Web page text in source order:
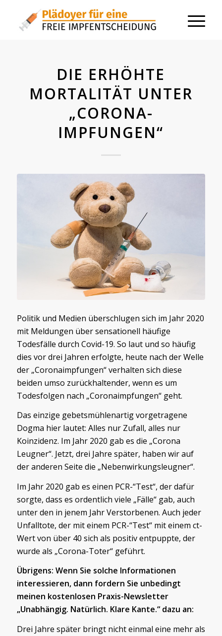
DIE ERHÖHTE
MORTALITÄT UNTER
„CORONA-
IMPFUNGEN“
Politik und Medien überschlugen sich im Jahr 2020
mit Meldungen über sensationell häufige
Todesfälle durch Covid-19. So laut und so häufig
dies vor drei Jahren erfolgte, heute nach der Welle
der „Coronaimpfungen“ verhalten sich diese
beiden umso zurückhaltender, wenn es um
Todesfolgen nach „Coronaimpfungen“ geht.
Das einzige gebetsmühlenartig vorgetragene
Dogma hier lautet: Alles nur Zufall, alles nur
Koinzidenz. Im Jahr 2020 gab es die „Corona
Leugner“. Jetzt, drei Jahre später, haben wir auf
der anderen Seite die „Nebenwirkungsleugner“.
Im Jahr 2020 gab es einen PCR-“Test“, der dafür
sorgte, dass es ordentlich viele „Fälle“ gab, auch
unter den in jenem Jahr Verstorbenen. Auch jeder
Unfalltote, der mit einem PCR-“Test“ mit einem ct-
Wert von über 40 sich als positiv entpuppte, der
wurde als „Corona-Toter“ geführt.
Übrigens: Wenn Sie solche Informationen
interessieren, dann fordern Sie unbedingt
meinen kostenlosen Praxis-Newsletter
„Unabhängig. Natürlich. Klare Kante.“ dazu an:
Drei Jahre später bringt nicht einmal eine mehr als